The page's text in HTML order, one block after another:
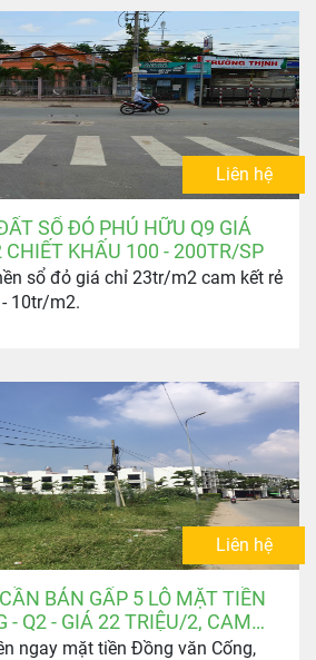
Liên hệ
SỔ ĐỎ PHÚ HỮU Q9 GIÁ
KHẤU 100 - 200TR/SP
sổ đỏ giá chỉ 23tr/m2 cam kết rẻ
10tr/m2.
Liên hệ
BÁN GẤP 5 LÔ MẶT TIỀN
- Q2 - GIÁ 22 TRIỆU/2, CAM
TRƯỜNG
ngay mặt tiền Đồng văn Cống,